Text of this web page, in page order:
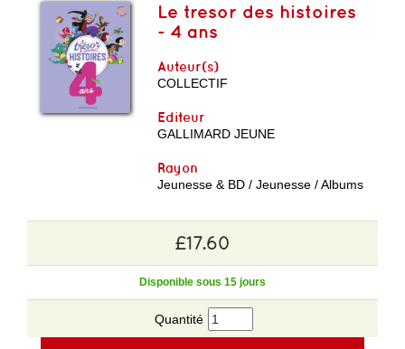
Le tresor des histoires
- 4 ans
Auteur(s)
COLLECTIF
Editeur
GALLIMARD JEUNE
Rayon
Jeunesse & BD / Jeunesse / Albums
£17.60
Disponible sous 15 jours
Quantité